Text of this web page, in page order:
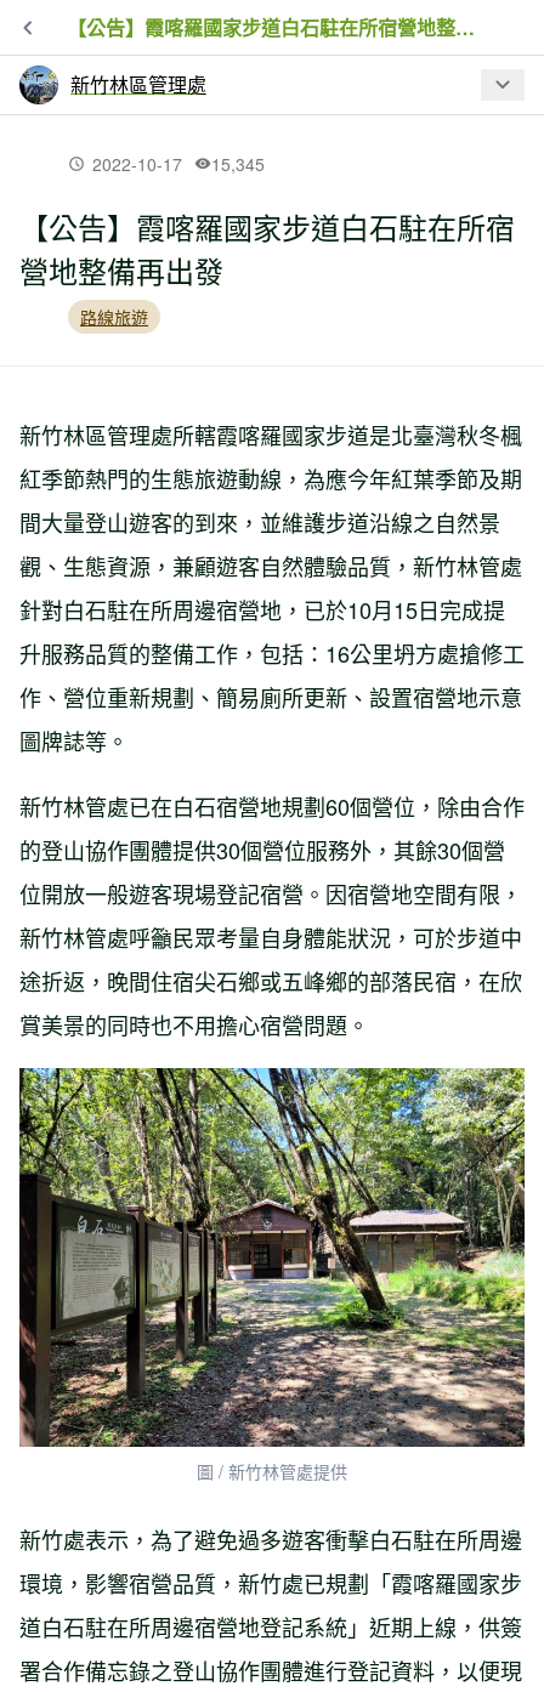
【公告】霞喀羅國家步道白石駐在所宿營地整備再出發
新竹林區管理處
最新文章
【公告】登山步道標誌清、山友登山不
揪心
田去，當個一日花農暢遊白色花海
2022-10-17 15,345
【公告】霞喀羅國家步道白石駐在所宿
營地整備再出發
路線旅遊
新竹林區管理處所轄霞喀羅國家步道是北臺灣秋冬楓
紅季節熱門的生態旅遊動線，為應今年紅葉季節及期
間大量登山遊客的到來，並維護步道沿線之自然景
觀、生態資源，兼顧遊客自然體驗品質，新竹林管處
針對白石駐在所周邊宿營地，已於10月15日完成提
升服務品質的整備工作，包括：16公里坍方處搶修工
作、營位重新規劃、簡易廁所更新、設置宿營地示意
圖牌誌等。
新竹林管處已在白石宿營地規劃60個營位，除由合作
的登山協作團體提供30個營位服務外，其餘30個營
位開放一般遊客現場登記宿營。因宿營地空間有限，
新竹林管處呼籲民眾考量自身體能狀況，可於步道中
途折返，晚間住宿尖石鄉或五峰鄉的部落民宿，在欣
賞美景的同時也不用擔心宿營問題。
圖 / 新竹林管處提供
新竹處表示，為了避免過多遊客衝擊白石駐在所周邊
環境，影響宿營品質，新竹處已規劃「霞喀羅國家步
道白石駐在所周邊宿營地登記系統」近期上線，供簽
署合作備忘錄之登山協作團體進行登記資料，以便現